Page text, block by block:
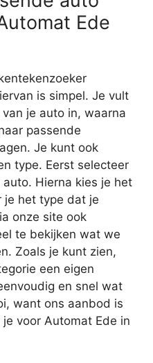
Ede
is simpel. Je vult
je auto in, waarna
passende
Je kunt ook
type. Eerst selecteer
Hierna kies je het
je het type dat je
onze site ook
te bekijken wat we
Zoals je kunt zien,
een eigen
en snel wat
want ons aanbod is
voor Automat Ede in